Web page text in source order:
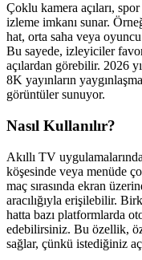
Çoklu kamera açıları,
izleme imkanı sunar.
hat, orta saha veya
Bu sayede, izleyiciler
açılardan görebilir. 2026
8K yayınların
görüntüler sunuyor.
Nasıl Kullanılır?
Akıllı TV
köşesinde veya menüde
maç sırasında ekran
aracılığıyla erişilebilir.
hatta bazı platformlarda
edebilirsiniz. Bu özellik,
sağlar, çünkü istediğiniz